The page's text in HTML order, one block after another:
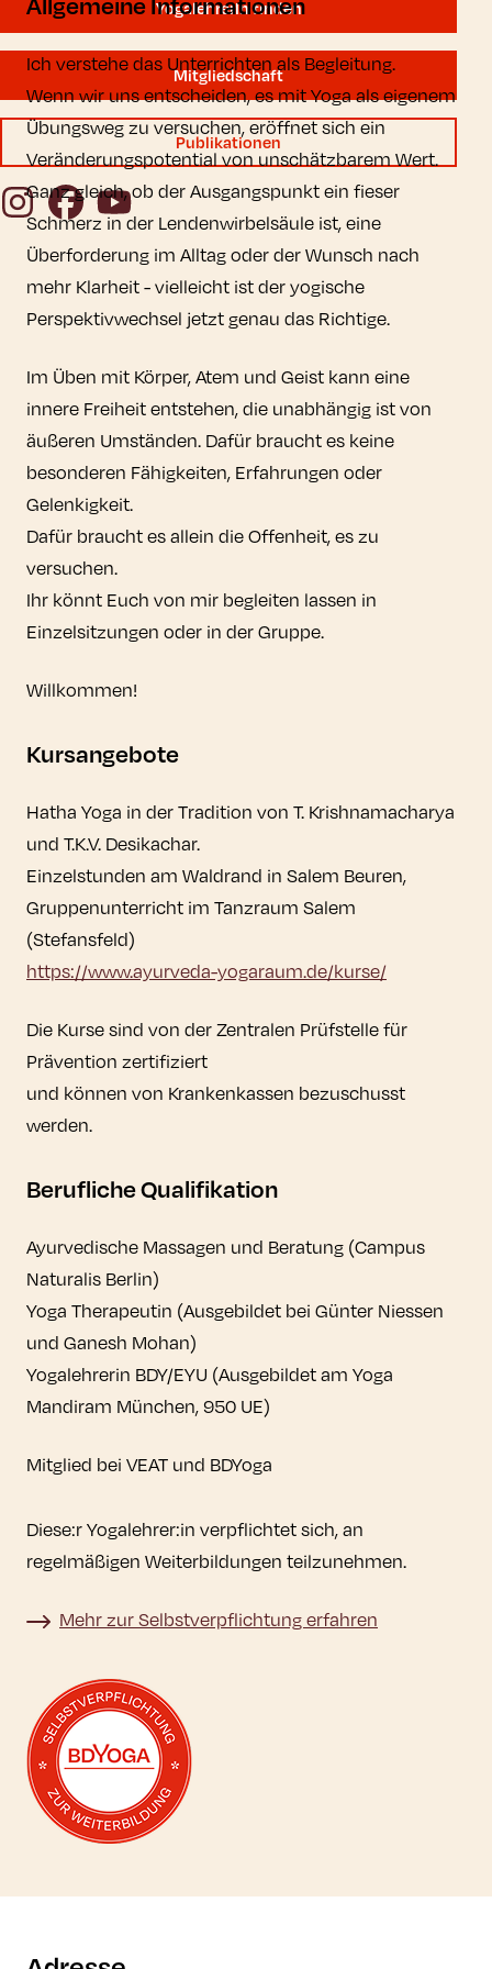
YogalehrerIn finden
Mitgliedschaft
Publikationen
InstagramFacebookYouTube
Ich verstehe das Unterrichten als Begleitung.
Wenn wir uns entscheiden, es mit Yoga als eigenem
Übungsweg zu versuchen, eröffnet sich ein
Veränderungspotential von unschätzbarem Wert.
Ganz gleich, ob der Ausgangspunkt ein fieser
Schmerz in der Lendenwirbelsäule ist, eine
Überforderung im Alltag oder der Wunsch nach
mehr Klarheit - vielleicht ist der yogische
Perspektivwechsel jetzt genau das Richtige.
Im Üben mit Körper, Atem und Geist kann eine
innere Freiheit entstehen, die unabhängig ist von
äußeren Umständen. Dafür braucht es keine
besonderen Fähigkeiten, Erfahrungen oder
Gelenkigkeit.
Dafür braucht es allein die Offenheit, es zu
versuchen.
Ihr könnt Euch von mir begleiten lassen in
Einzelsitzungen oder in der Gruppe.
Willkommen!
Kursangebote
Hatha Yoga in der Tradition von T. Krishnamacharya
und T.K.V. Desikachar.
Einzelstunden am Waldrand in Salem Beuren,
Gruppenunterricht im Tanzraum Salem
(Stefansfeld)
https://www.ayurveda-yogaraum.de/kurse/
Die Kurse sind von der Zentralen Prüfstelle für
Prävention zertifiziert
und können von Krankenkassen bezuschusst
werden.
Berufliche Qualifikation
Ayurvedische Massagen und Beratung (Campus
Naturalis Berlin)
Yoga Therapeutin (Ausgebildet bei Günter Niessen
und Ganesh Mohan)
Yogalehrerin BDY/EYU (Ausgebildet am Yoga
Mandiram München, 950 UE)
Mitglied bei VEAT und BDYoga
Diese:r Yogalehrer:in verpflichtet sich, an
regelmäßigen Weiterbildungen teilzunehmen.
Mehr zur Selbstverpflichtung erfahren
Mehr zur Selbstverpflichtung erfahren